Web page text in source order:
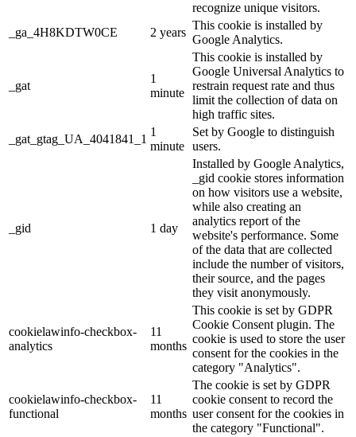
recognize unique visitors.
_ga_4H8KDTW0CE
2 years
This cookie is installed by
Google Analytics.
_gat
1
minute
This cookie is installed by
Google Universal Analytics to
restrain request rate and thus
limit the collection of data on
high traffic sites.
_gat_gtag_UA_4041841_1
1
minute
Set by Google to distinguish
users.
_gid 1 day
Installed by Google Analytics,
_gid cookie stores information
on how visitors use a website,
while also creating an
analytics report of the
website's performance. Some
of the data that are collected
include the number of visitors,
their source, and the pages
they visit anonymously.
cookielawinfo-checkbox-
analytics
11
months
This cookie is set by GDPR
Cookie Consent plugin. The
cookie is used to store the user
consent for the cookies in the
category "Analytics".
cookielawinfo-checkbox-
functional
11
months
The cookie is set by GDPR
cookie consent to record the
user consent for the cookies in
the category "Functional".